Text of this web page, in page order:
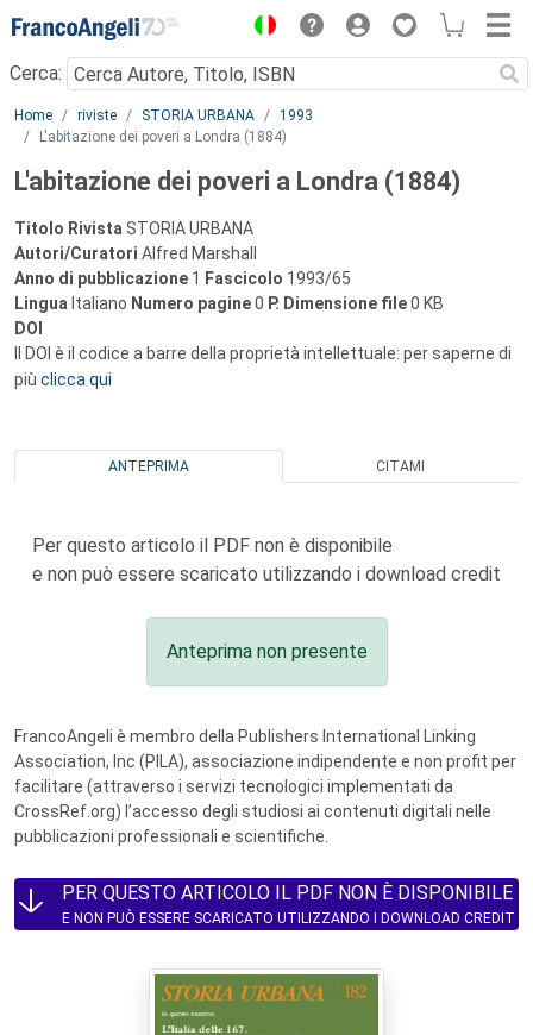
Menu
Cerca:
Main content
Home riviste STORIA URBANA
1993
L'abitazione dei poveri a Londra (1884)
L'abitazione dei poveri a Londra (1884)
Titolo Rivista STORIA URBANA
Autori/Curatori Alfred Marshall
Anno di pubblicazione 1 Fascicolo 1993/65
Lingua Italiano Numero pagine0 P. Dimensione file0 KB
DOI
Il DOI è il codice a barre della proprietà intellettuale: per saperne di
più clicca qui
ANTEPRIMA CITAMI
Per questo articolo il PDF non è disponibile
e non può essere scaricato utilizzando i download credit
Anteprima non presente
FrancoAngeli è membro della Publishers International Linking
Association, Inc (PILA), associazione indipendente e non profit per
facilitare (attraverso i servizi tecnologici implementati da
CrossRef.org) l’accesso degli studiosi ai contenuti digitali nelle
pubblicazioni professionali e scientifiche.
PER QUESTO ARTICOLO IL PDF NON È DISPONIBILE
E NON PUÒ ESSERE SCARICATO UTILIZZANDO I DOWNLOAD CREDIT